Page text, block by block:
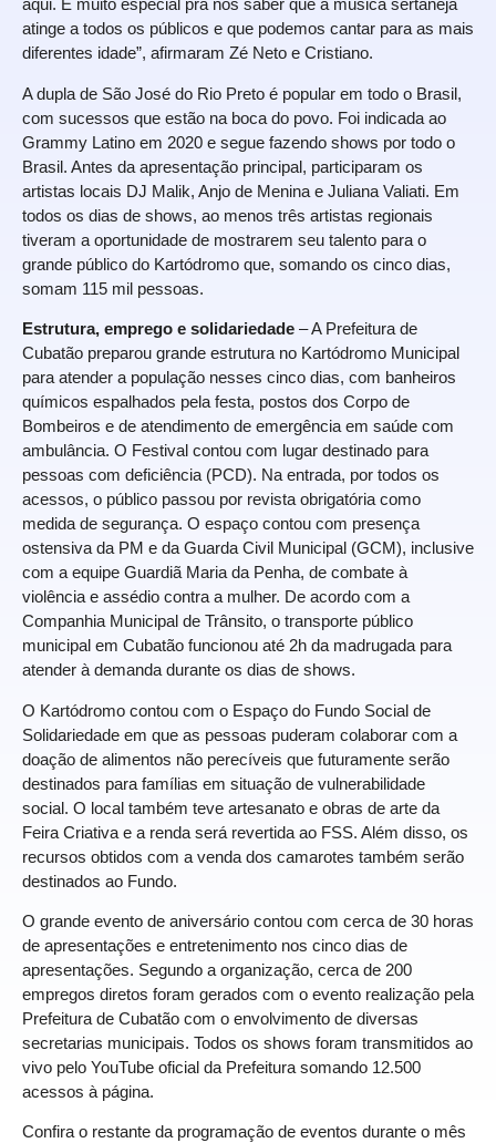
aqui. É muito especial pra nós saber que a música sertaneja
atinge a todos os públicos e que podemos cantar para as mais
diferentes idade”, afirmaram Zé Neto e Cristiano.
A dupla de São José do Rio Preto é popular em todo o Brasil,
com sucessos que estão na boca do povo. Foi indicada ao
Grammy Latino em 2020 e segue fazendo shows por todo o
Brasil. Antes da apresentação principal, participaram os
artistas locais DJ Malik, Anjo de Menina e Juliana Valiati. Em
todos os dias de shows, ao menos três artistas regionais
tiveram a oportunidade de mostrarem seu talento para o
grande público do Kartódromo que, somando os cinco dias,
somam 115 mil pessoas.
Estrutura, emprego e solidariedade – A Prefeitura de
Cubatão preparou grande estrutura no Kartódromo Municipal
para atender a população nesses cinco dias, com banheiros
químicos espalhados pela festa, postos dos Corpo de
Bombeiros e de atendimento de emergência em saúde com
ambulância. O Festival contou com lugar destinado para
pessoas com deficiência (PCD). Na entrada, por todos os
acessos, o público passou por revista obrigatória como
medida de segurança. O espaço contou com presença
ostensiva da PM e da Guarda Civil Municipal (GCM), inclusive
com a equipe Guardiã Maria da Penha, de combate à
violência e assédio contra a mulher. De acordo com a
Companhia Municipal de Trânsito, o transporte público
municipal em Cubatão funcionou até 2h da madrugada para
atender à demanda durante os dias de shows.
O Kartódromo contou com o Espaço do Fundo Social de
Solidariedade em que as pessoas puderam colaborar com a
doação de alimentos não perecíveis que futuramente serão
destinados para famílias em situação de vulnerabilidade
social. O local também teve artesanato e obras de arte da
Feira Criativa e a renda será revertida ao FSS. Além disso, os
recursos obtidos com a venda dos camarotes também serão
destinados ao Fundo.
O grande evento de aniversário contou com cerca de 30 horas
de apresentações e entretenimento nos cinco dias de
apresentações. Segundo a organização, cerca de 200
empregos diretos foram gerados com o evento realização pela
Prefeitura de Cubatão com o envolvimento de diversas
secretarias municipais. Todos os shows foram transmitidos ao
vivo pelo YouTube oficial da Prefeitura somando 12.500
acessos à página.
Confira o restante da programação de eventos durante o mês